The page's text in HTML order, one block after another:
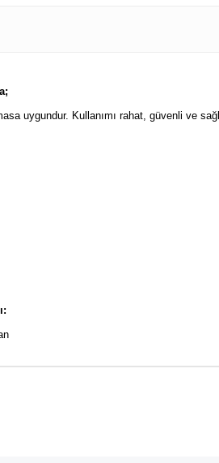
uygundur. Kullanımı rahat, güvenli ve